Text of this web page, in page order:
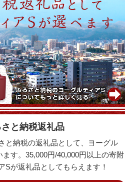
と納税返礼品
と納税の返礼品として、ヨーグル
す。35,000円/40,000円以上の寄附
Sが返礼品としてもらえます！